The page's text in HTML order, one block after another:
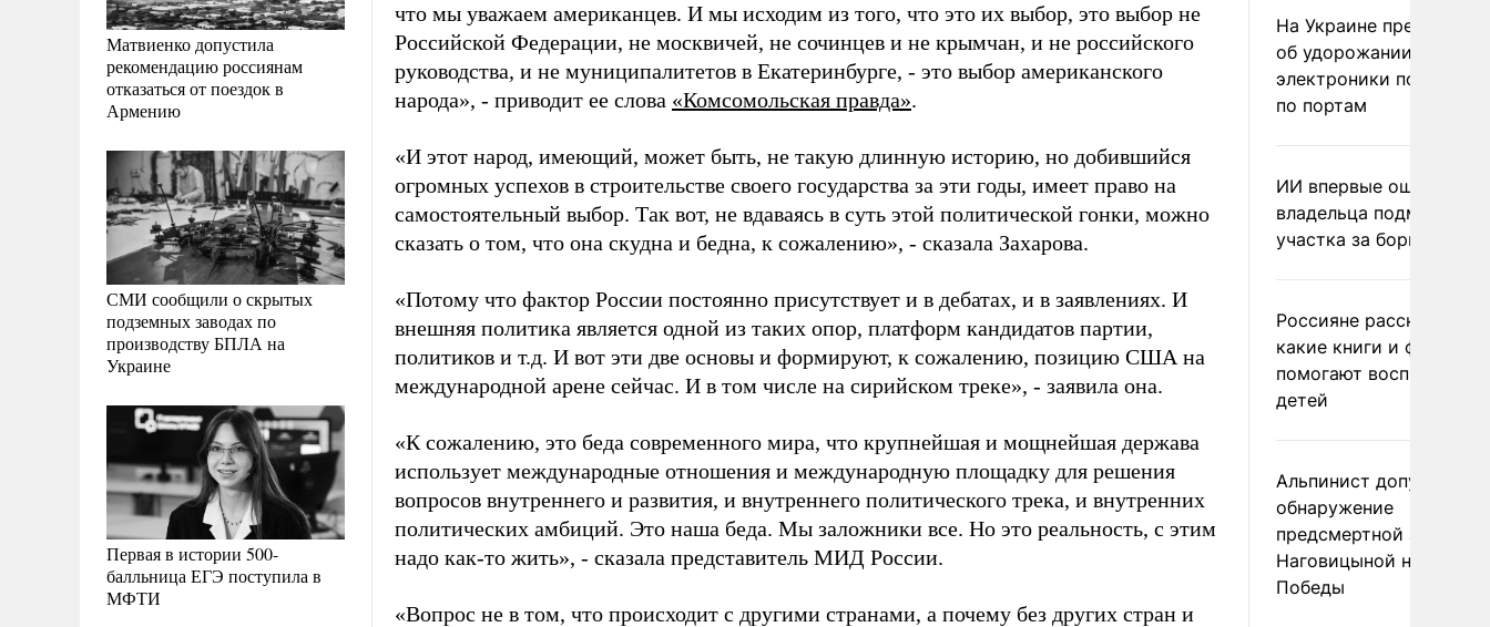
Матвиенко допустила
рекомендацию россиянам
отказаться от поездок в
Армению
СМИ сообщили о скрытых
подземных заводах по
производству БПЛА на
Украине
Первая в истории 500-
балльница ЕГЭ поступила в
МФТИ
что мы уважаем американцев. И мы исходим из того, что это их выбор, это выбор не
Российской Федерации, не москвичей, не сочинцев и не крымчан, и не российского
руководства, и не муниципалитетов в Екатеринбурге, - это выбор американского
народа», - приводит ее слова «Комсомольская правда».
«И этот народ, имеющий, может быть, не такую длинную историю, но добившийся
огромных успехов в строительстве своего государства за эти годы, имеет право на
самостоятельный выбор. Так вот, не вдаваясь в суть этой политической гонки, можно
сказать о том, что она скудна и бедна, к сожалению», - сказала Захарова.
«Потому что фактор России постоянно присутствует и в дебатах, и в заявлениях. И
внешняя политика является одной из таких опор, платформ кандидатов партии,
политиков и т.д. И вот эти две основы и формируют, к сожалению, позицию США на
международной арене сейчас. И в том числе на сирийском треке», - заявила она.
«К сожалению, это беда современного мира, что крупнейшая и мощнейшая держава
использует международные отношения и международную площадку для решения
вопросов внутреннего и развития, и внутреннего политического трека, и внутренних
политических амбиций. Это наша беда. Мы заложники все. Но это реальность, с этим
надо как-то жить», - сказала представитель МИД России.
«Вопрос не в том, что происходит с другими странами, а почему без других стран и
На Украине
об удорожании
электроники после
по портам
ИИ впервые
владельца
участка за борщевик
Россияне рассказали,
какие книги и фильмы
помогают воспитывать
детей
Альпинист допустил
обнаружение
предсмертной записки
Наговицыной на пике
Победы